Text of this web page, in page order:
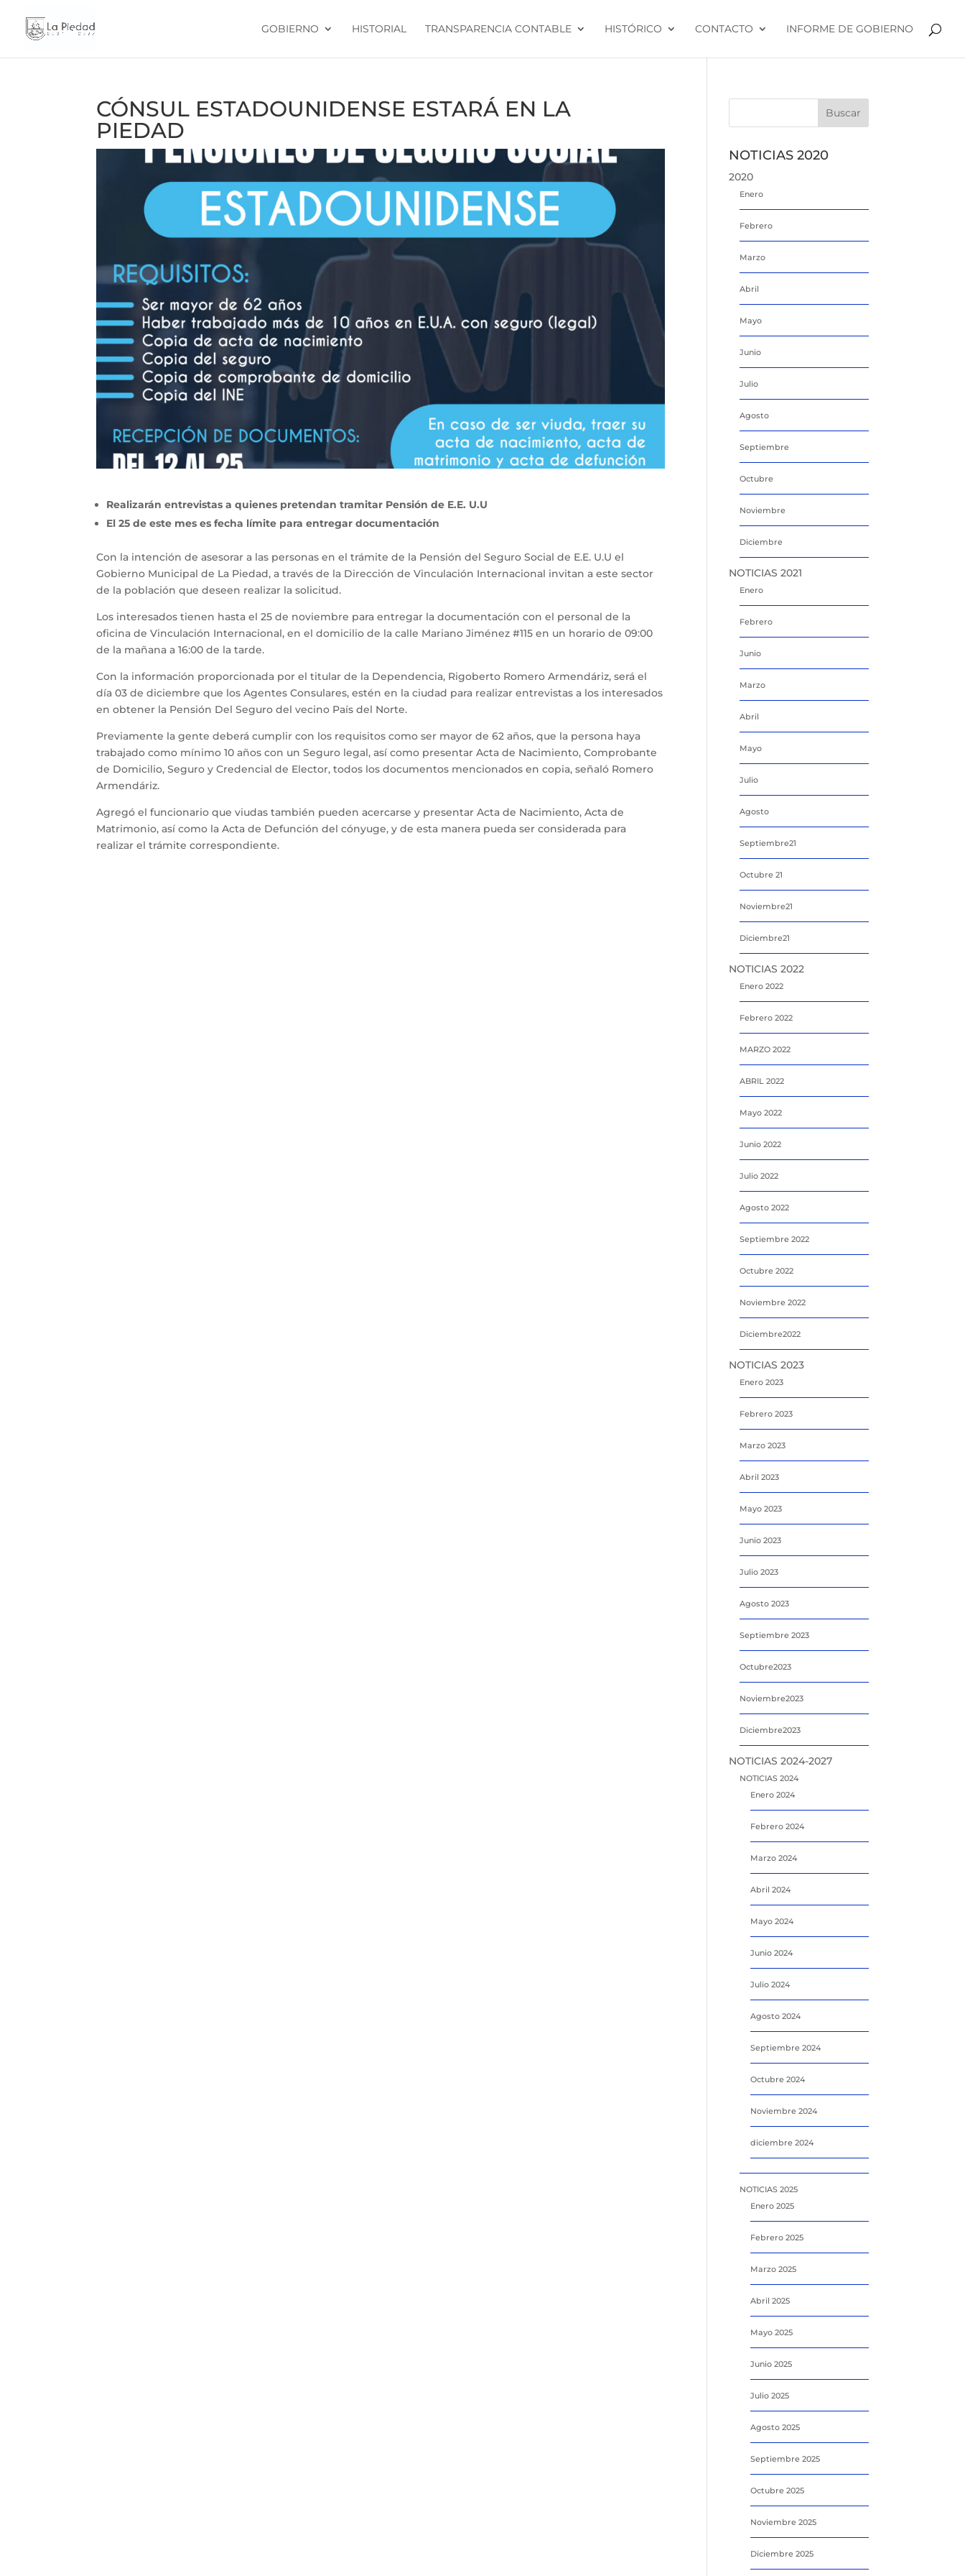
GOBIERNO HISTORIAL TRANSPARENCIA CONTABLE HISTÓRICO CONTACTO INFORME DE GOBIERNO
CÓNSUL ESTADOUNIDENSE ESTARÁ EN LA
PIEDAD
Realizarán entrevistas a quienes pretendan tramitar Pensión de E.E. U.U
El 25 de este mes es fecha límite para entregar documentación
Con la intención de asesorar a las personas en el trámite de la Pensión del Seguro Social de E.E. U.U el
Gobierno Municipal de La Piedad, a través de la Dirección de Vinculación Internacional invitan a este sector
de la población que deseen realizar la solicitud.
Los interesados tienen hasta el 25 de noviembre para entregar la documentación con el personal de la
oficina de Vinculación Internacional, en el domicilio de la calle Mariano Jiménez #115 en un horario de 09:00
de la mañana a 16:00 de la tarde.
Con la información proporcionada por el titular de la Dependencia, Rigoberto Romero Armendáriz, será el
día 03 de diciembre que los Agentes Consulares, estén en la ciudad para realizar entrevistas a los interesados
en obtener la Pensión Del Seguro del vecino País del Norte.
Previamente la gente deberá cumplir con los requisitos como ser mayor de 62 años, que la persona haya
trabajado como mínimo 10 años con un Seguro legal, así como presentar Acta de Nacimiento, Comprobante
de Domicilio, Seguro y Credencial de Elector, todos los documentos mencionados en copia, señaló Romero
Armendáriz.
Agregó el funcionario que viudas también pueden acercarse y presentar Acta de Nacimiento, Acta de
Matrimonio, así como la Acta de Defunción del cónyuge, y de esta manera pueda ser considerada para
realizar el trámite correspondiente.
NOTICIAS 2020
2020
Enero
Febrero
Marzo
Abril
Mayo
Junio
Julio
Agosto
Septiembre
Octubre
Noviembre
Diciembre
NOTICIAS 2021
Enero
Febrero
Junio
Marzo
Abril
Mayo
Julio
Agosto
Septiembre21
Octubre 21
Noviembre21
Diciembre21
NOTICIAS 2022
Enero 2022
Febrero 2022
MARZO 2022
ABRIL 2022
Mayo 2022
Junio 2022
Julio 2022
Agosto 2022
Septiembre 2022
Octubre 2022
Noviembre 2022
Diciembre2022
NOTICIAS 2023
Enero 2023
Febrero 2023
Marzo 2023
Abril 2023
Mayo 2023
Junio 2023
Julio 2023
Agosto 2023
Septiembre 2023
Octubre2023
Noviembre2023
Diciembre2023
NOTICIAS 2024-2027
NOTICIAS 2024
Enero 2024
Febrero 2024
Marzo 2024
Abril 2024
Mayo 2024
Junio 2024
Julio 2024
Agosto 2024
Septiembre 2024
Octubre 2024
Noviembre 2024
diciembre 2024
NOTICIAS 2025
Enero 2025
Febrero 2025
Marzo 2025
Abril 2025
Mayo 2025
Junio 2025
Julio 2025
Agosto 2025
Septiembre 2025
Octubre 2025
Noviembre 2025
Diciembre 2025